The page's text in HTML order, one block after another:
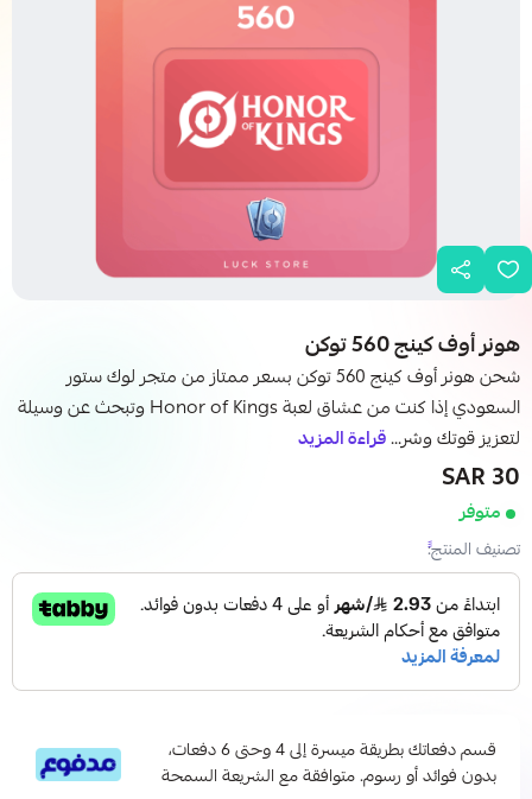
هونر أوف كينج 560 توكن
شحن هونر أوف كينج 560 توكن بسعر ممتاز من متجر لوك ستور
السعودي إذا كنت من عشاق لعبة Honor of Kings وتبحث عن وسيلة
لتعزيز قوتك وشر...قراءة المزيد
30 SAR
متوفر
تصنيف المنتج:
قسم دفعاتك بطريقة ميسرة إلى 4 وحتى 6 دفعات،
بدون فوائد أو رسوم. متوافقة مع الشريعة السمحة